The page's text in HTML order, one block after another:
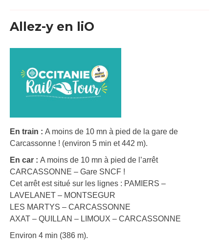
Allez-y en liO
En train : A moins de 10 mn à pied de la gare de
Carcassonne ! (environ 5 min et 442 m).
En car : A moins de 10 mn à pied de l’arrêt
CARCASSONNE – Gare SNCF !
Cet arrêt est situé sur les lignes : PAMIERS –
LAVELANET – MONTSEGUR
LES MARTYS – CARCASSONNE
AXAT – QUILLAN – LIMOUX – CARCASSONNE
Environ 4 min (386 m).